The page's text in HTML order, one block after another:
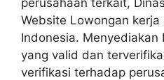
Website Lowongan
Indonesia. Menyediakan
yang valid dan
verifikasi terhadap